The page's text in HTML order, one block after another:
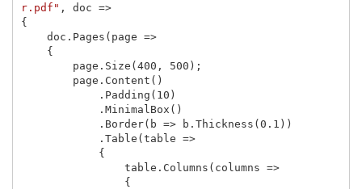
r.pdf" , doc =>
{
doc . Pages ( page =>
{
page . Size ( 400 , 500 );
page . Content ()
. Padding ( 10 )
. MinimalBox ()
. Border( b => b . Thickness ( 0.1 ))
. Table ( table =>
{
table . Columns ( columns =>
{